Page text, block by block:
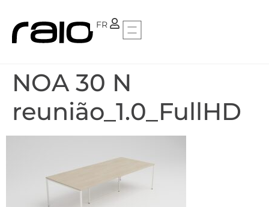
FR
PT
NOA 30 N
reunião_1.0_FullHD